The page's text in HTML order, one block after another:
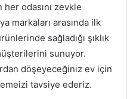
odasını zevkle
markaları arasında ilk
sağladığı şıklık
sunuyor.
döşeyeceğiniz ev için
tavsiye ederiz.